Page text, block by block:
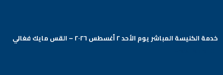
خدمة الكنيسة المباشر يوم الأحد ٢ أغسطس ٢٠٢٦ – القس مايك فغالي